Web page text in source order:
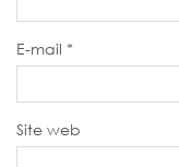
E-mail *
Site web